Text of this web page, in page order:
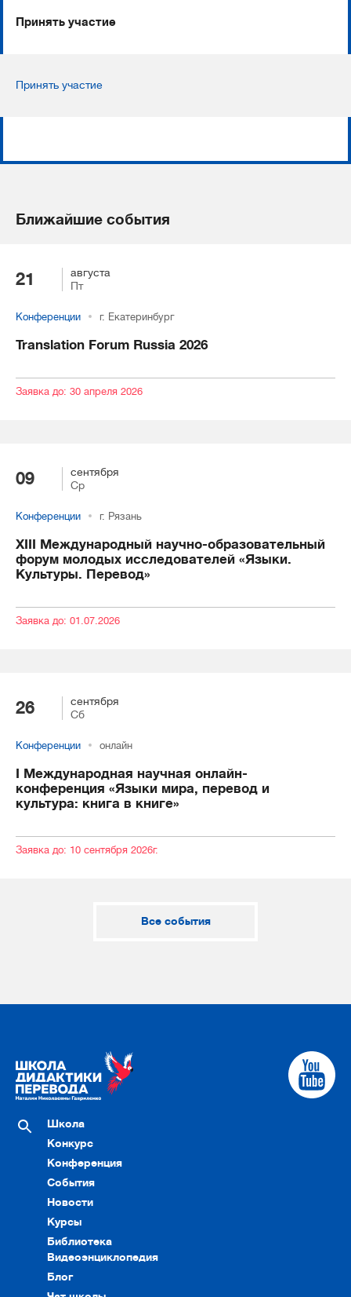
Принять участие
Принять участие
Ближайшие события
21
августа
Пт
Конференции г. Екатеринбург
Translation Forum Russia 2026
Заявка до: 30 апреля 2026
09
сентября
Ср
Конференции г. Рязань
XIII Международный научно-образовательный
форум молодых исследователей «Языки.
Культуры. Перевод»
Заявка до: 01.07.2026
26
сентября
Сб
Конференции онлайн
I Международная научная онлайн-
конференция «Языки мира, перевод и
культура: книга в книге»
Заявка до: 10 сентября 2026г.
Все события
Школа
Конкурс
Конференция
События
Новости
Курсы
Библиотека
Видеоэнциклопедия
Блог